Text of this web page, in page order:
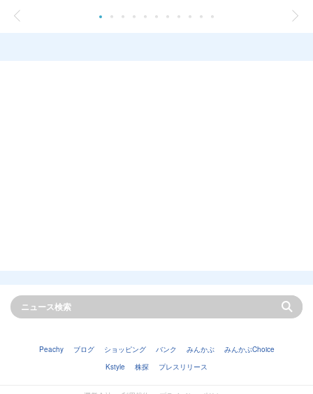
Peachy ブログ ショッピング バンク みんかぶ
みんかぶChoice
Kstyle
株探 プレスリリース